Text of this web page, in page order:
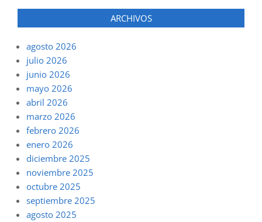
ARCHIVOS
agosto 2026
julio 2026
junio 2026
mayo 2026
abril 2026
marzo 2026
febrero 2026
enero 2026
diciembre 2025
noviembre 2025
octubre 2025
septiembre 2025
agosto 2025